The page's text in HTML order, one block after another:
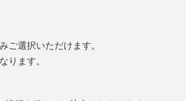
ご選択いただけます。
ります。